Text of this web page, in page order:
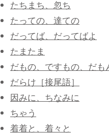
たちまち、忽ち
たっての、達ての
だってば、だってばよ
たまたま
だもの、ですもの、だも
だらけ［接尾語］
因みに、ちなみに
ちゃう
着着と、着々と